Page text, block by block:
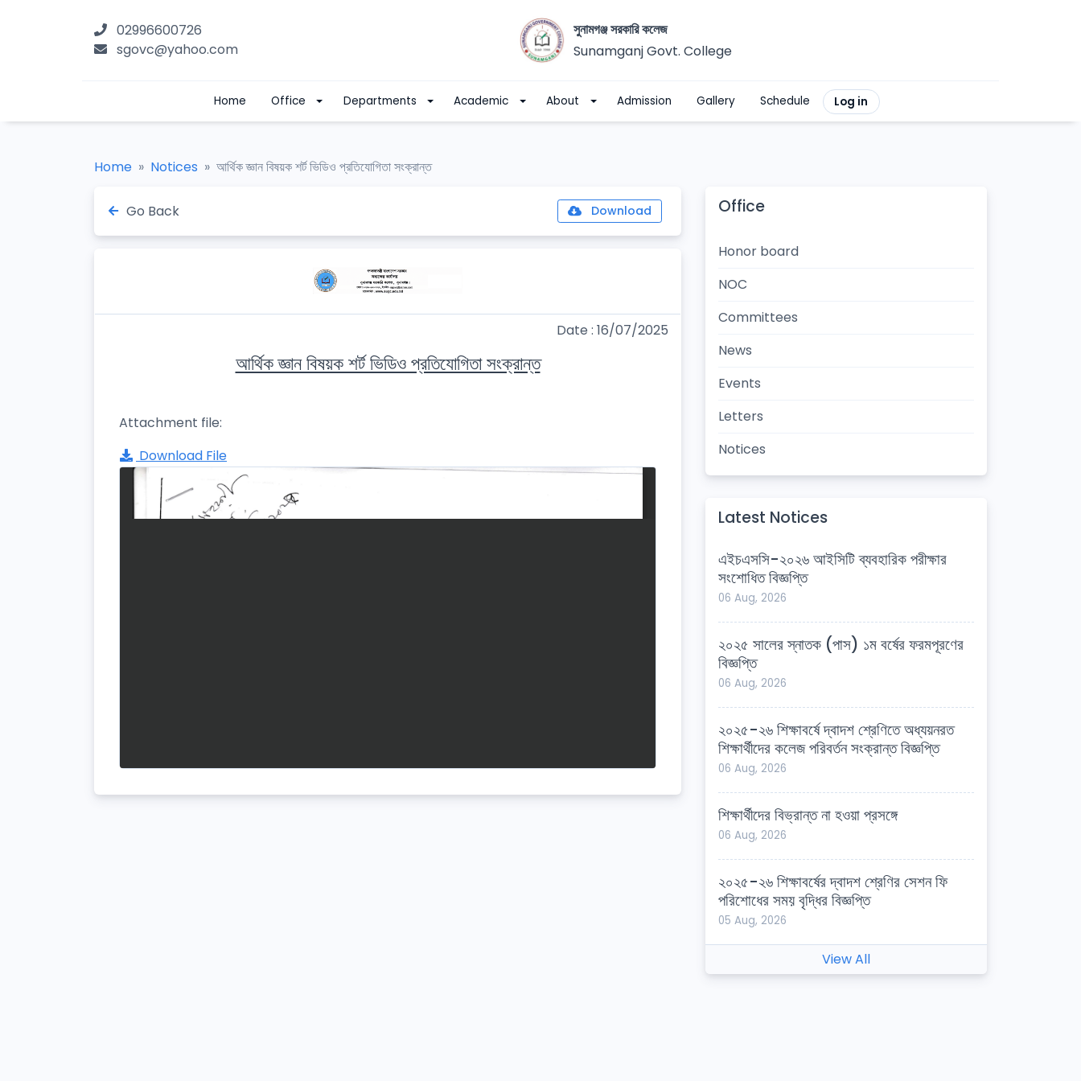
02996600726
sgovc@yahoo.com
সুনামগঞ্জ সরকারি কলেজ
Sunamganj Govt. College
Home Office Departments Academic About Admission Gallery Schedule Log in
Home Notices আর্থিক জ্ঞান বিষয়ক শর্ট ভিডিও প্রতিযোগিতা সংক্রান্ত
Go Back Download
Date : 16/07/2025
আর্থিক জ্ঞান বিষয়ক শর্ট ভিডিও প্রতিযোগিতা সংক্রান্ত
Attachment file:
Download File
Office
Honor board
NOC
Committees
News
Events
Letters
Notices
Latest Notices
এইচএসসি-২০২৬ আইসিটি ব্যবহারিক পরীক্ষার
সংশোধিত বিজ্ঞপ্তি
06 Aug, 2026
২০২৫ সালের স্নাতক (পাস) ১ম বর্ষের ফরমপূরণের
বিজ্ঞপ্তি
06 Aug, 2026
২০২৫-২৬ শিক্ষাবর্ষে দ্বাদশ শ্রেণিতে অধ্যয়নরত
শিক্ষার্থীদের কলেজ পরিবর্তন সংক্রান্ত বিজ্ঞপ্তি
06 Aug, 2026
শিক্ষার্থীদের বিভ্রান্ত না হওয়া প্রসঙ্গে
06 Aug, 2026
২০২৫-২৬ শিক্ষাবর্ষের দ্বাদশ শ্রেণির সেশন ফি
পরিশোধের সময় বৃদ্ধির বিজ্ঞপ্তি
05 Aug, 2026
View All